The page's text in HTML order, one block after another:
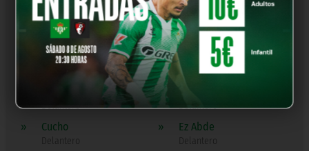
Isco
Centrocampista
» Marc Roca
Centrocampista
N. Deossa » Pablo Fornals
Centrocampista
Delantero
» Antony
Delantero
» Cucho
Delantero
» Ez Abde
Delantero